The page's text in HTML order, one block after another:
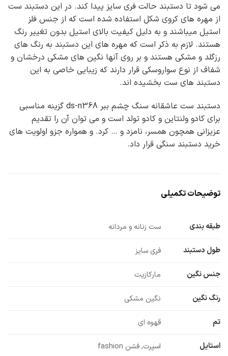
می شود تا دستبند حالت فری سایز پیدا کند. در این دستبند ست
از مهره های کروی شکل استفاده شده است که از جنس فلز
استیل میباشند و به دلیل کیفیت بالای استیل بدون تغییر رنگ
هستند. لازم به ذکر است که مهره های این دستبند به رنگ های
رزگلد و مشکی هستند و بر روی آنها نگین های مشکی درخشان و
شفاف از نوع سواروسکی قرار دارند که زیبایی خاصی به این
دستبند های ست بخشیده اند.
دستبند ست عاشقانه سنگ چشم ببر ds-n368 گزینه مناسبی
برای کادو ولنتاین و کادو تولد است و می توان آن را تقدیم
عزیزانی همچون همسر، نامزد و … کرد. و همواره جزو اولویت های
خرید دستبند سنگی قرار داد.
توضیحات تکمیلی
طبقه بندی ست زنانه و مردانه
طول دستبند فری سایز
جنس نگین مارکازیت
رنگ نگین نگین مشکی
تم قهوه ای
استایل اسپرت, فشن fashion